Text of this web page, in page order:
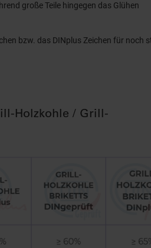
große Teile hingegen das Glühen
bzw. das DINplus Zeichen für noch
Holzkohle / Grill-